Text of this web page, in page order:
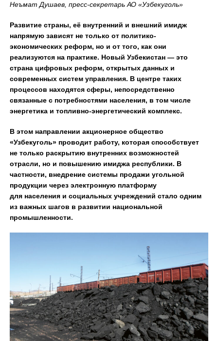
Неъмат Душаев, пресс-секретарь АО «Узбекуголь»
Развитие страны, её внутренний и внешний имидж
напрямую зависят не только от политико-
экономических реформ, но и от того, как они
реализуются на практике. Новый Узбекистан — это
страна цифровых реформ, открытых данных и
современных систем управления. В центре таких
процессов находятся сферы, непосредственно
связанные с потребностями населения, в том числе
энергетика и топливно-энергетический комплекс.
В этом направлении акционерное общество
«Узбекуголь» проводит работу, которая способствует
не только раскрытию внутренних возможностей
отрасли, но и повышению имиджа республики. В
частности, внедрение системы продажи угольной
продукции через электронную платформу
для населения и социальных учреждений стало одним
из важных шагов в развитии национальной
промышленности.